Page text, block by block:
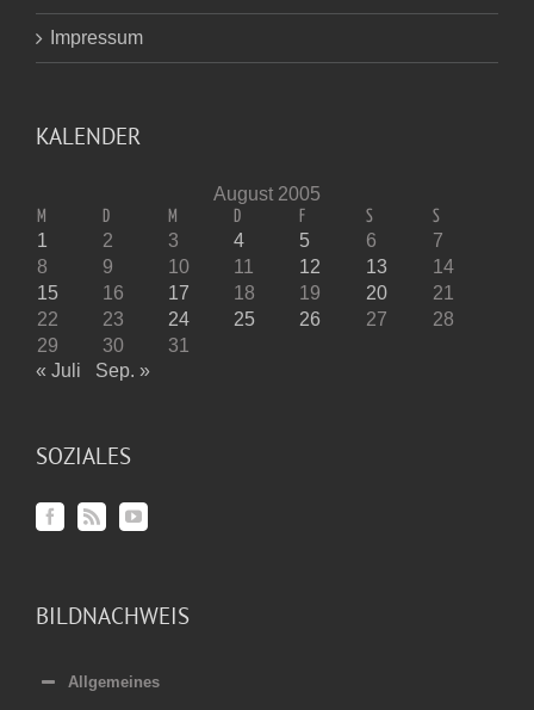
Impressum
KALENDER
August 2005
M D M D F S S
1 2 3 4 5 6
7
8
9 10 11 12 13
14
15
16 17 18 19 20
21
22
23 24 25 26 27
28
29
30
31
« Juli
Sep. »
SOZIALES
BILDNACHWEIS
Allgemeines